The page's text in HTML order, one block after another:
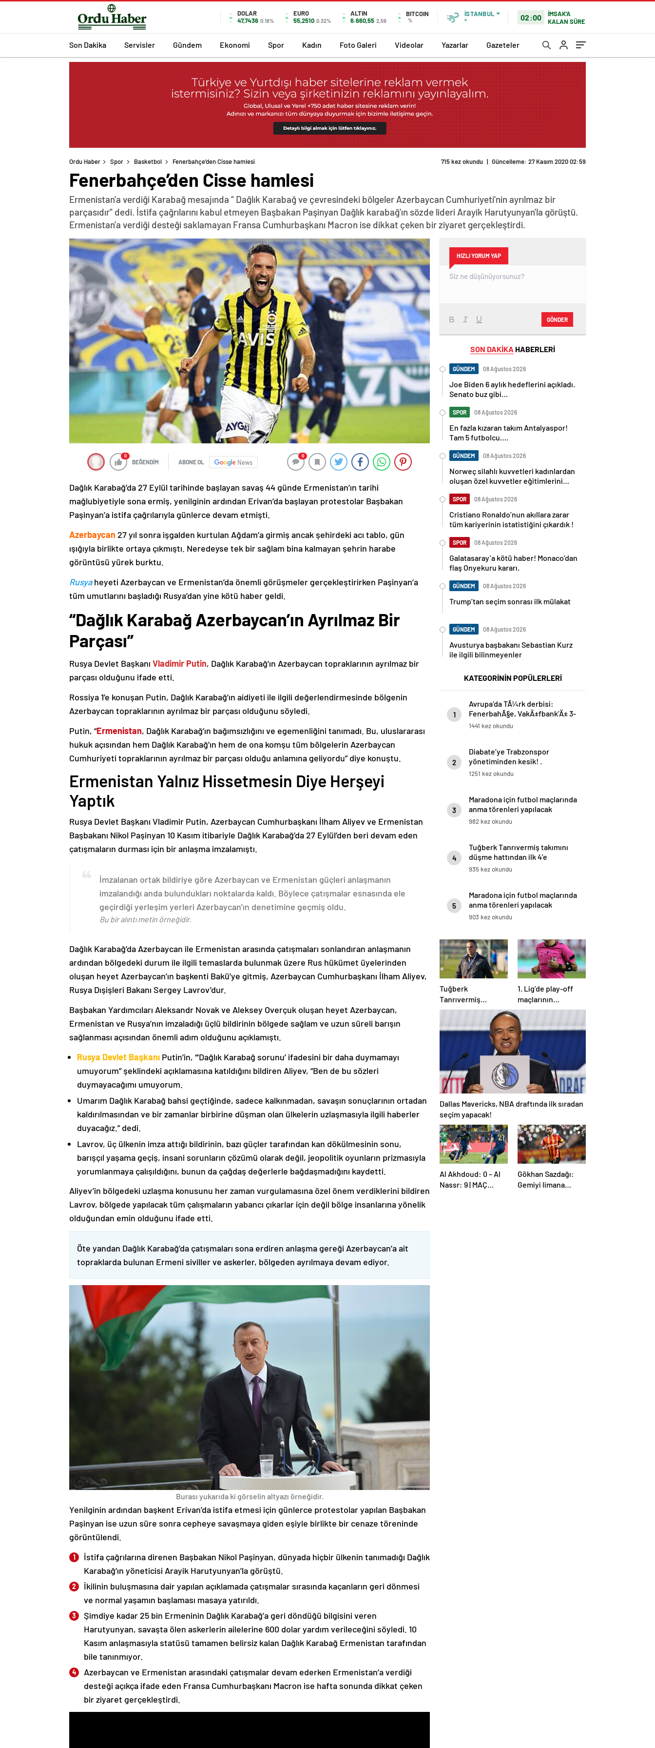
DOLAR
47,7436 0.18%
EURO
55,2510 0.32%
ALTIN
6.660,55 2,59
BITCOIN
%
İSTANBUL
°
02:00
İMSAK'A
KALAN SÜRE
Son Dakika Servisler Gündem Ekonomi Spor Kadın Foto Galeri Videolar Yazarlar Gazeteler
Ordu Haber Spor Basketbol Fenerbahçe’den Cisse hamlesi 715 kez okundu | Güncelleme: 27 Kasım 2020 02:59
Fenerbahçe’den Cisse hamlesi
Ermenistan'a verdiği Karabağ mesajında “ Dağlık Karabağ ve çevresindeki bölgeler Azerbaycan Cumhuriyeti'nin ayrılmaz bir
parçasıdır” dedi. İstifa çağrılarını kabul etmeyen Başbakan Paşinyan Dağlık karabağ'ın sözde lideri Arayik Harutyunyan'la görüştü.
Ermenistan'a verdiği desteği saklamayan Fransa Cumhurbaşkanı Macron ise dikkat çeken bir ziyaret gerçekleştirdi.
0
BEĞENDİM ABONE OL News
0
Dağlık Karabağ’da 27 Eylül tarihinde başlayan savaş 44 günde Ermenistan’ın tarihi
mağlubiyetiyle sona ermiş, yenilginin ardından Erivan’da başlayan protestolar Başbakan
Paşinyan’a istifa çağrılarıyla günlerce devam etmişti.
Azerbaycan 27 yıl sonra işgalden kurtulan Ağdam’a girmiş ancak şehirdeki acı tablo, gün
ışığıyla birlikte ortaya çıkmıştı. Neredeyse tek bir sağlam bina kalmayan şehrin harabe
görüntüsü yürek burktu.
Rusyaheyeti Azerbaycan ve Ermenistan’da önemli görüşmeler gerçekleştirirken Paşinyan’a
tüm umutlarını başladığı Rusya’dan yine kötü haber geldi.
“Dağlık Karabağ Azerbaycan’ın Ayrılmaz Bir
Parçası”
Rusya Devlet Başkanı Vladimir Putin, Dağlık Karabağ’ın Azerbaycan topraklarının ayrılmaz bir
parçası olduğunu ifade etti.
Rossiya 1’e konuşan Putin, Dağlık Karabağ’ın aidiyeti ile ilgili değerlendirmesinde bölgenin
Azerbaycan topraklarının ayrılmaz bir parçası olduğunu söyledi.
Putin, “Ermenistan, Dağlık Karabağ’ın bağımsızlığını ve egemenliğini tanımadı. Bu, uluslararası
hukuk açısından hem Dağlık Karabağ’ın hem de ona komşu tüm bölgelerin Azerbaycan
Cumhuriyeti topraklarının ayrılmaz bir parçası olduğu anlamına geliyordu” diye konuştu.
Ermenistan Yalnız Hissetmesin Diye Herşeyi
Yaptık
Rusya Devlet Başkanı Vladimir Putin, Azerbaycan Cumhurbaşkanı İlham Aliyev ve Ermenistan
Başbakanı Nikol Paşinyan 10 Kasım itibariyle Dağlık Karabağ’da 27 Eylül’den beri devam eden
çatışmaların durması için bir anlaşma imzalamıştı.
İmzalanan ortak bildiriye göre Azerbaycan ve Ermenistan güçleri anlaşmanın
imzalandığı anda bulundukları noktalarda kaldı. Böylece çatışmalar esnasında ele
geçirdiği yerleşim yerleri Azerbaycan’ın denetimine geçmiş oldu.
Bu bir alıntı metin örneğidir.
Dağlık Karabağ’da Azerbaycan ile Ermenistan arasında çatışmaları sonlandıran anlaşmanın
ardından bölgedeki durum ile ilgili temaslarda bulunmak üzere Rus hükümet üyelerinden
oluşan heyet Azerbaycan’ın başkenti Bakü’ye gitmiş, Azerbaycan Cumhurbaşkanı İlham Aliyev,
Rusya Dışişleri Bakanı Sergey Lavrov’dur.
Başbakan Yardımcıları Aleksandr Novak ve Aleksey Overçuk oluşan heyet Azerbaycan,
Ermenistan ve Rusya’nın imzaladığı üçlü bildirinin bölgede sağlam ve uzun süreli barışın
sağlanması açısından önemli adım olduğunu açıklamıştı.
Rusya Devlet Başkanı Putin’in, “‘Dağlık Karabağ sorunu’ ifadesini bir daha duymamayı
umuyorum” şeklindeki açıklamasına katıldığını bildiren Aliyev, “Ben de bu sözleri
duymayacağımı umuyorum.
Umarım Dağlık Karabağ bahsi geçtiğinde, sadece kalkınmadan, savaşın sonuçlarının ortadan
kaldırılmasından ve bir zamanlar birbirine düşman olan ülkelerin uzlaşmasıyla ilgili haberler
duyacağız.” dedi.
Lavrov, üç ülkenin imza attığı bildirinin, bazı güçler tarafından kan dökülmesinin sonu,
barışçıl yaşama geçiş, insani sorunların çözümü olarak değil, jeopolitik oyunların prizmasıyla
yorumlanmaya çalışıldığını, bunun da çağdaş değerlerle bağdaşmadığını kaydetti.
Aliyev’in bölgedeki uzlaşma konusunu her zaman vurgulamasına özel önem verdiklerini bildiren
Lavrov, bölgede yapılacak tüm çalışmaların yabancı çıkarlar için değil bölge insanlarına yönelik
olduğundan emin olduğunu ifade etti.
Öte yandan Dağlık Karabağ’da çatışmaları sona erdiren anlaşma gereği Azerbaycan’a ait
topraklarda bulunan Ermeni siviller ve askerler, bölgeden ayrılmaya devam ediyor.
Burası yukarıda ki görselin altyazı örneğidir.
Yenilginin ardından başkent Erivan’da istifa etmesi için günlerce protestolar yapılan Başbakan
Paşinyan ise uzun süre sonra cepheye savaşmaya giden eşiyle birlikte bir cenaze töreninde
görüntülendi.
İstifa çağrılarına direnen Başbakan Nikol Paşinyan, dünyada hiçbir ülkenin tanımadığı Dağlık
Karabağ’ın yöneticisi Arayik Harutyunyan’la görüştü.
İkilinin buluşmasına dair yapılan açıklamada çatışmalar sırasında kaçanların geri dönmesi
ve normal yaşamın başlaması masaya yatırıldı.
Şimdiye kadar 25 bin Ermeninin Dağlık Karabağ’a geri döndüğü bilgisini veren
Harutyunyan, savaşta ölen askerlerin ailelerine 600 dolar yardım verileceğini söyledi. 10
Kasım anlaşmasıyla statüsü tamamen belirsiz kalan Dağlık Karabağ Ermenistan tarafından
bile tanınmıyor.
Azerbaycan ve Ermenistan arasındaki çatışmalar devam ederken Ermenistan’a verdiği
desteği açıkça ifade eden Fransa Cumhurbaşkanı Macron ise hafta sonunda dikkat çeken
bir ziyaret gerçekleştirdi.
HIZLI YORUM YAP
GÖNDER
SON DAKİKA HABERLERİ
GÜNDEM 08 Ağustos 2026
Joe Biden 6 aylık hedeflerini açıkladı.
Senato buz gibi…
SPOR 08 Ağustos 2026
En fazla kızaran takım Antalyaspor!
Tam 5 futbolcu….
GÜNDEM 08 Ağustos 2026
Norweç silahlı kuvvetleri kadınlardan
oluşan özel kuvvetler eğitimlerini
SPOR 08 Ağustos 2026
Cristiano Ronaldo’nun akıllara zarar
tüm kariyerinin istatistiğini çıkardık !
SPOR 08 Ağustos 2026
Galatasaray’a kötü haber! Monaco’dan
flaş Onyekuru kararı.
GÜNDEM 08 Ağustos 2026
Trump’tan seçim sonrası ilk mülakat
GÜNDEM 08 Ağustos 2026
Avusturya başbakanı Sebastian Kurz
ile ilgili bilinmeyenler
KATEGORİNİN POPÜLERLERİ
1
Avrupa’da TÃ¼rk derbisi:
FenerbahÃ§e, VakÄ±fbank’Ä± 3-
0’la geÃ§ti
1441 kez okundu
2
Diabate’ye Trabzonspor
yönetiminden kesik! .
1251 kez okundu
3
Maradona için futbol maçlarında
anma törenleri yapılacak
982 kez okundu
4
Tuğberk Tanrıvermiş takımını
düşme hattından ilk 4’e
yükseltti
935 kez okundu
5
Maradona için futbol maçlarında
anma törenleri yapılacak
903 kez okundu
Tuğberk
Tanrıvermiş
takımını düşme
hattından ilk 4’e
yükseltti
1. Lig’de play-off
maçlarının
hakemleri açıklandı
Dallas Mavericks, NBA draftında ilk sıradan
seçim yapacak!
Al Akhdoud: 0 – Al
Nassr: 9 | MAÇ
Gökhan Sazdağı:
Gemiyi limana